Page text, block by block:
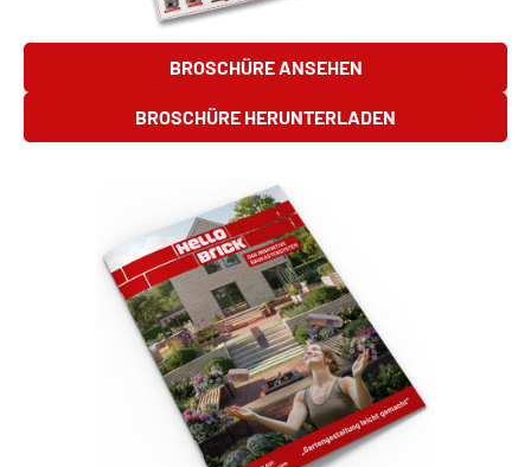
BROSCHÜRE ANSEHEN
BROSCHÜRE HERUNTERLADEN